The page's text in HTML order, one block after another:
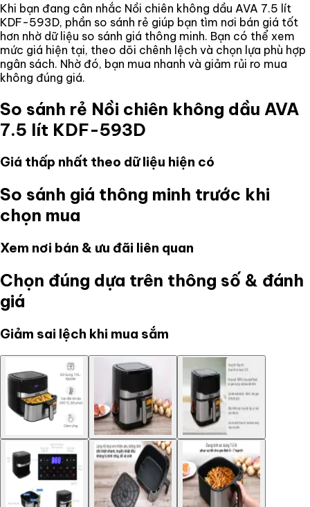
Khi bạn đang cân nhắc Nồi chiên không dầu AVA 7.5 lít
KDF-593D, phần so sánh rẻ giúp bạn tìm nơi bán giá tốt
hơn nhờ dữ liệu so sánh giá thông minh. Bạn có thể xem
mức giá hiện tại, theo dõi chênh lệch và chọn lựa phù hợp
ngân sách. Nhờ đó, bạn mua nhanh và giảm rủi ro mua
không đúng giá.
So sánh rẻ Nồi chiên không dầu AVA
7.5 lít KDF-593D
Giá thấp nhất theo dữ liệu hiện có
So sánh giá thông minh trước khi
chọn mua
Xem nơi bán & ưu đãi liên quan
Chọn đúng dựa trên thông số & đánh
giá
Giảm sai lệch khi mua sắm